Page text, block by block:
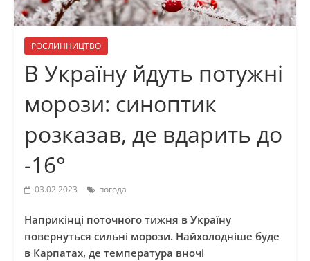
РОСЛИННИЦТВО
В Україну йдуть потужні
морози: синоптик
розказав, де вдарить до
-16°
03.02.2023 погода
Наприкінці поточного тижня в Україну
повернуться сильні морози. Найхолодніше буде
в Карпатах, де температура вночі